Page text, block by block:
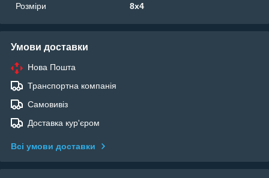
Розміри
8х4
Умови доставки
Нова Пошта
Транспортна компанія
Самовивіз
Доставка кур'єром
Всі умови доставки